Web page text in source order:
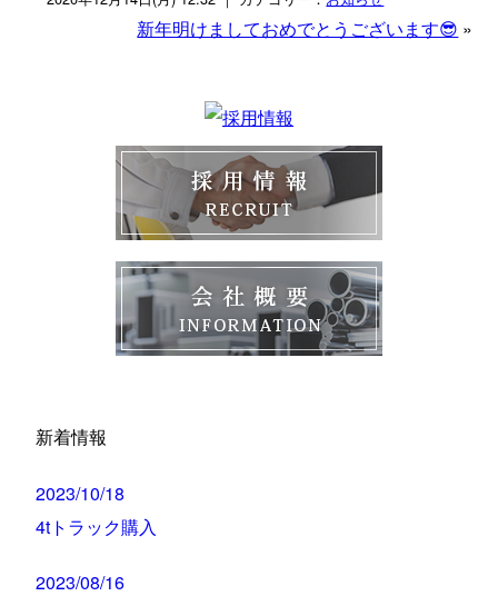
新年明けましておめでとうございます😎 »
新着情報
2023/10/18
4tトラック購入
2023/08/16